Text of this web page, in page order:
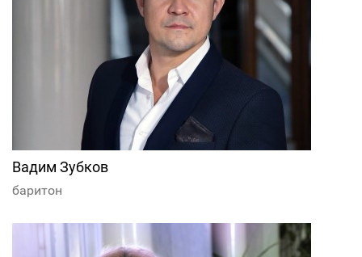
Вадим Зубков
баритон